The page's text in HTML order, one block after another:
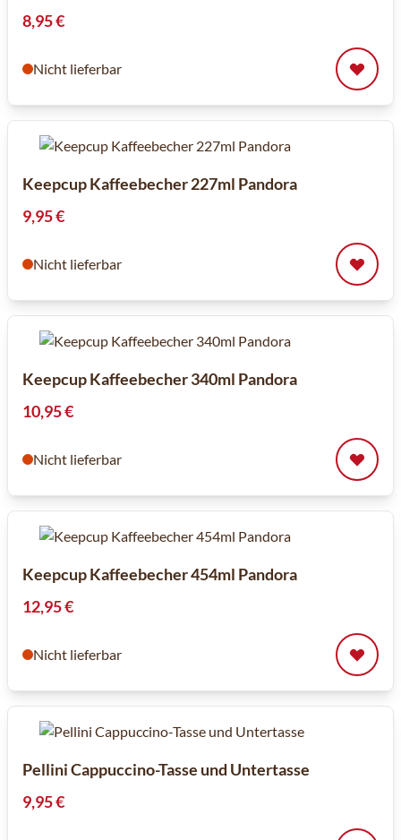
8,95 €
Nicht lieferbar
Keepcup Kaffeebecher 227ml Pandora
9,95 €
Nicht lieferbar
Keepcup Kaffeebecher 340ml Pandora
10,95 €
Nicht lieferbar
Keepcup Kaffeebecher 454ml Pandora
12,95 €
Nicht lieferbar
Pellini Cappuccino-Tasse und Untertasse
9,95 €